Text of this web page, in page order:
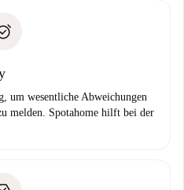
um wesentliche Abweichungen
melden. Spotahome hilft bei der